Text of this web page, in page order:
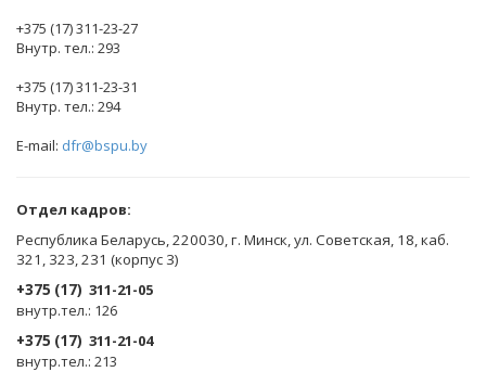
+375 (17) 311-23-27
Внутр. тел.: 293
+375 (17) 311-23-31
Внутр. тел.: 294
E-mail: dfr@bspu.by
Отдел кадров:
Республика Беларусь, 220030, г. Минск, ул. Советская, 18, каб.
321, 323, 231 (корпус 3)
+375 (17) 311-21-05
внутр.тел.: 126
+375 (17) 311-21-04
внутр.тел.: 213